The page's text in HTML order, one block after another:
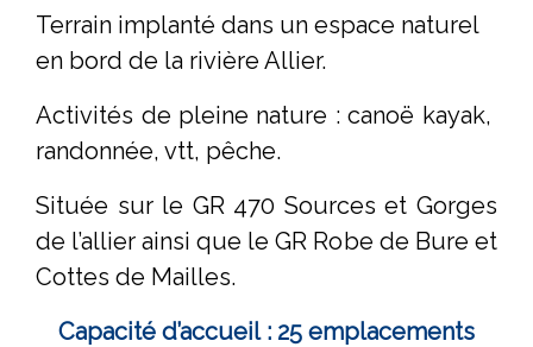
Terrain implanté dans un espace naturel
en bord de la rivière Allier.
Activités de pleine nature : canoë kayak,
randonnée, vtt, pêche.
Située sur le GR 470 Sources et Gorges
de l’allier ainsi que le GR Robe de Bure et
Cottes de Mailles.
Capacité d’accueil : 25 emplacements